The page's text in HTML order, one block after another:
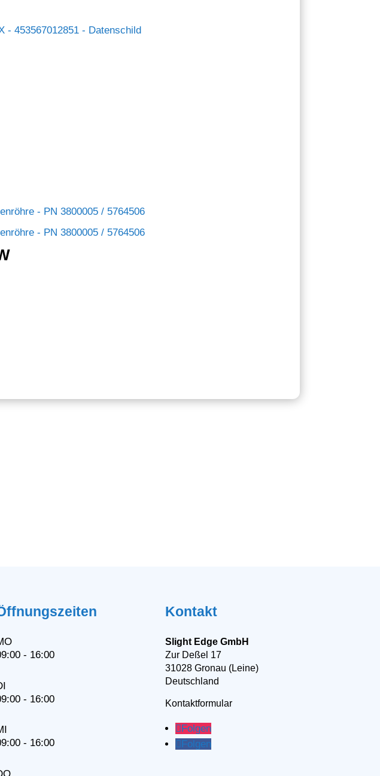
- 16:00
- 16:00
- 16:00
Kontakt
Slight Edge GmbH
Zur Deßel 17
31028 Gronau (Leine)
Deutschland
Kontaktformular
Folgen
Folgen